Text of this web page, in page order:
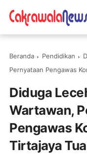
Beranda Pendidikan
Pernyataan Pengawas
Diduga
Wartawan,
Pengawas
Tirtajaya